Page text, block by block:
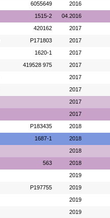
6055649 2016
1515-2 04.2016
420162 2017
P171803 2017
1620-1 2017
419528 975 2017
2017
2017
2017
2017
P183435 2018
1687-1 2018
2018
563 2018
2019
P197755 2019
2019
2019